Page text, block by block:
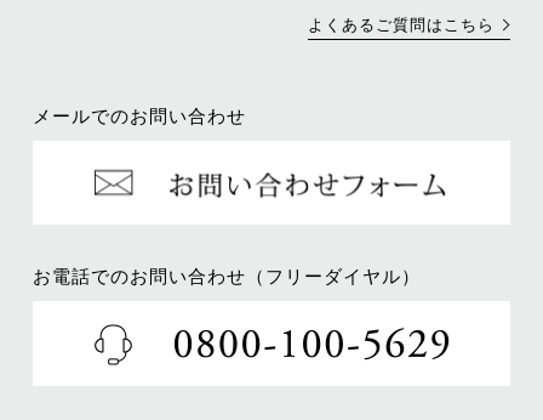
よくあるご質問はこちら
メールでのお問い合わせ
お電話でのお問い合わせ（フリーダイヤル）